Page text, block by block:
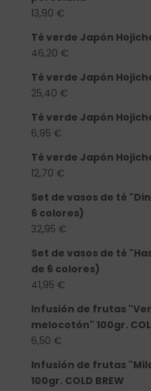
13,90 €
Té verde Japón
46,20 €
Té verde Japón
25,40 €
Té verde Japón
6,95 €
Té verde Japón
12,70 €
Set de vasos de té
6 colores)
32,95 €
Set de vasos de té
de 6 colores)
41,95 €
Infusión de frutas
melocotón" 100gr.
6,50 €
Infusión de frutas
100gr. COLD BREW